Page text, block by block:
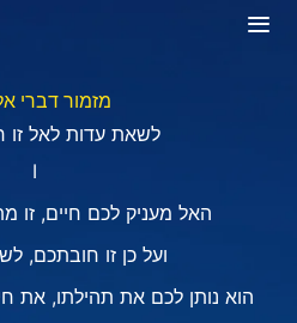
מזמור דברי
לשאת עדות לאל זו
Ⅰ
האל מעניק לכם חיים, זו
ועל כן זו חובתכם,
הוא נותן לכם את תהילתו, את